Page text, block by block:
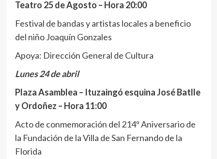
Teatro 25 de Agosto – Hora 20:00
Festival de bandas y artistas locales a beneficio
del niño Joaquín Gonzales
Apoya: Dirección General de Cultura
Lunes 24 de abril
Plaza Asamblea – Ituzaingó esquina José Batlle
y Ordoñez – Hora 11:00
Acto de conmemoración del 214º Aniversario de
la Fundación de la Villa de San Fernando de la
Florida